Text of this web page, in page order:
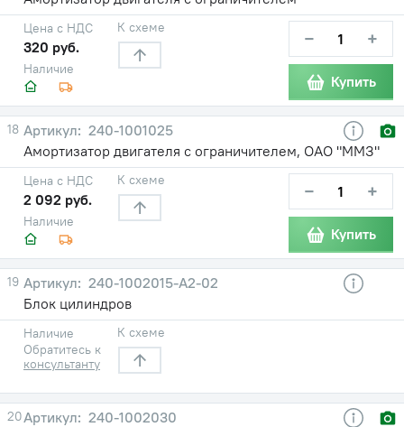
Наличие
Цена с НДС
320 руб.
К схеме − +
Купить
18
240-1001025
Амортизатор двигателя с ограничителем, ОАО "ММЗ"
Наличие
Цена с НДС
2 092 руб.
К схеме − +
Купить
19
240-1002015-А2-02
Блок цилиндров
Наличие
Обратитесь к
консультанту
К схеме
20
240-1002030